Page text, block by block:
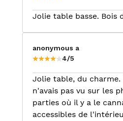
Jolie table basse. Bois
anonymous a
4/5
Jolie table, du charme.
n'avais pas vu sur les
parties où il y a le
accessibles de